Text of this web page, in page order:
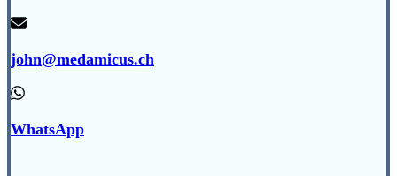
john@medamicus.ch
WhatsApp